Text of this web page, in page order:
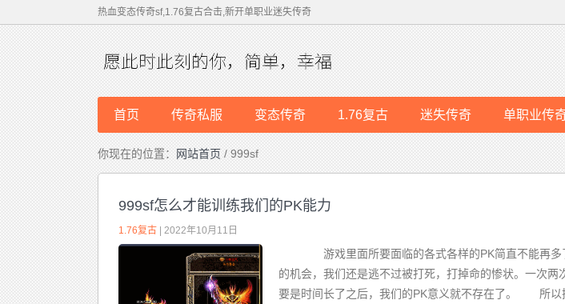
热血变态传奇sf,1.76复古合击,新开单职业迷失传奇
首页 传奇私服 变态传奇 1.76复古 迷失传奇 单职业传
你现在的位置：网站首页/ 999sf
999sf怎么才能训练我们的PK能力
1.76复古 | 2022年10月11日
游戏里面所要面临的各式各样的PK简直不能再多
的机会，我们还是逃不过被打死，打掉命的惨状。一次两
要是时间长了之后，我们的PK意义就不存在了。 所以